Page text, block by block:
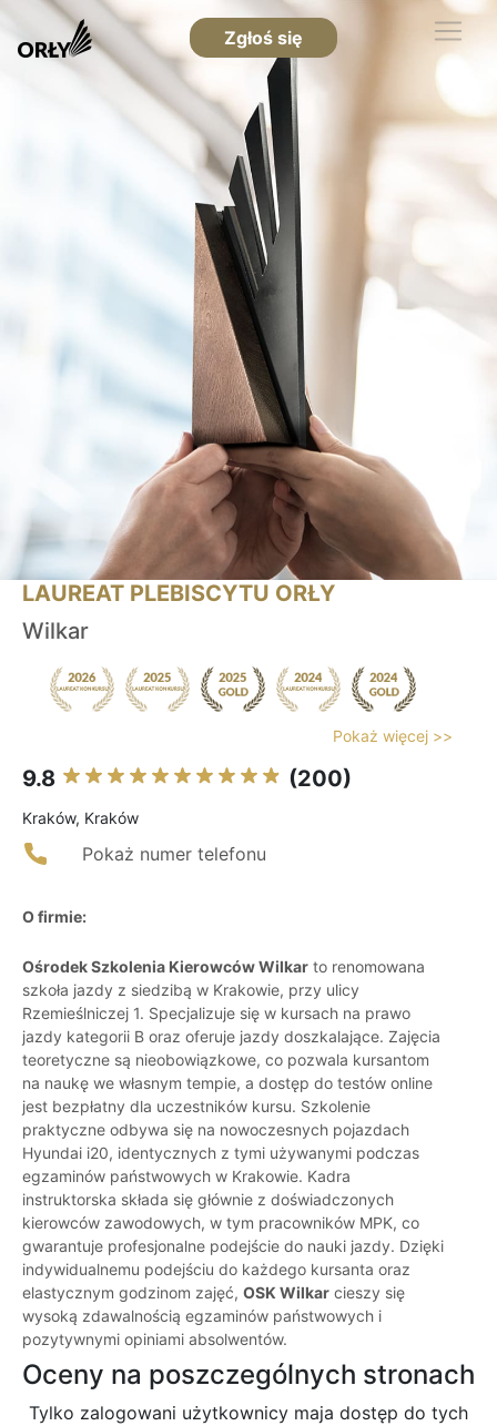
Zgłoś się
LAUREAT PLEBISCYTU ORŁY
Wilkar
Pokaż więcej >>
9.8 (200)
Kraków, Kraków
Pokaż numer telefonu
O firmie:
Ośrodek Szkolenia Kierowców Wilkar to renomowana
szkoła jazdy z siedzibą w Krakowie, przy ulicy
Rzemieślniczej 1. Specjalizuje się w kursach na prawo
jazdy kategorii B oraz oferuje jazdy doszkalające. Zajęcia
teoretyczne są nieobowiązkowe, co pozwala kursantom
na naukę we własnym tempie, a dostęp do testów online
jest bezpłatny dla uczestników kursu. Szkolenie
praktyczne odbywa się na nowoczesnych pojazdach
Hyundai i20, identycznych z tymi używanymi podczas
egzaminów państwowych w Krakowie. Kadra
instruktorska składa się głównie z doświadczonych
kierowców zawodowych, w tym pracowników MPK, co
gwarantuje profesjonalne podejście do nauki jazdy. Dzięki
indywidualnemu podejściu do każdego kursanta oraz
elastycznym godzinom zajęć, OSK Wilkar cieszy się
wysoką zdawalnością egzaminów państwowych i
pozytywnymi opiniami absolwentów.
Oceny na poszczególnych stronach
Tylko zalogowani użytkownicy maja dostęp do tych